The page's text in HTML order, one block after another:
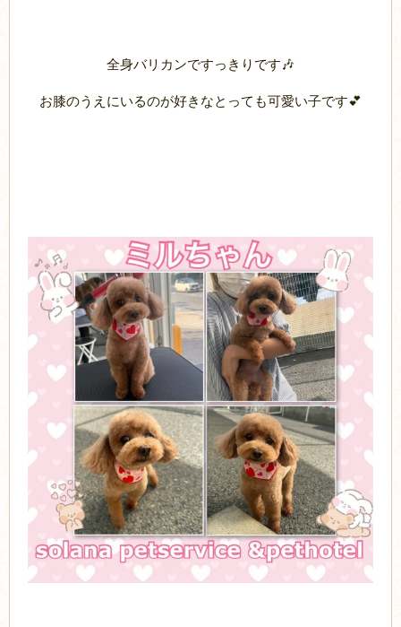
全身バリカンですっきりです🎶
お膝のうえにいるのが好きなとっても可愛い子です💕